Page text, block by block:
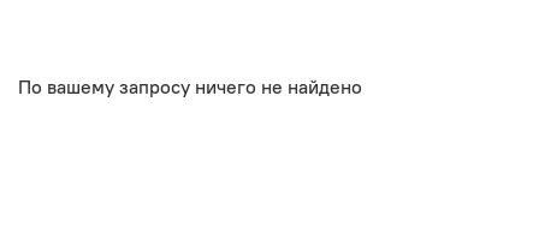
По вашему запросу ничего не найдено